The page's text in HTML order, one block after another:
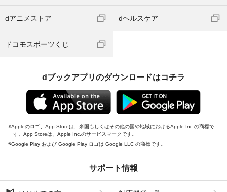
dアニメストア dヘルスケア
ドコモスポーツくじ
dブックアプリのダウンロードはコチラ
Appleのロゴ、App Storeは、米国もしくはその他の国や地域におけるApple Inc.の商標で
す。App Storeは、Apple Inc.のサービスマークです。
Google Play および Google Play ロゴは Google LLC の商標です。
サポート情報